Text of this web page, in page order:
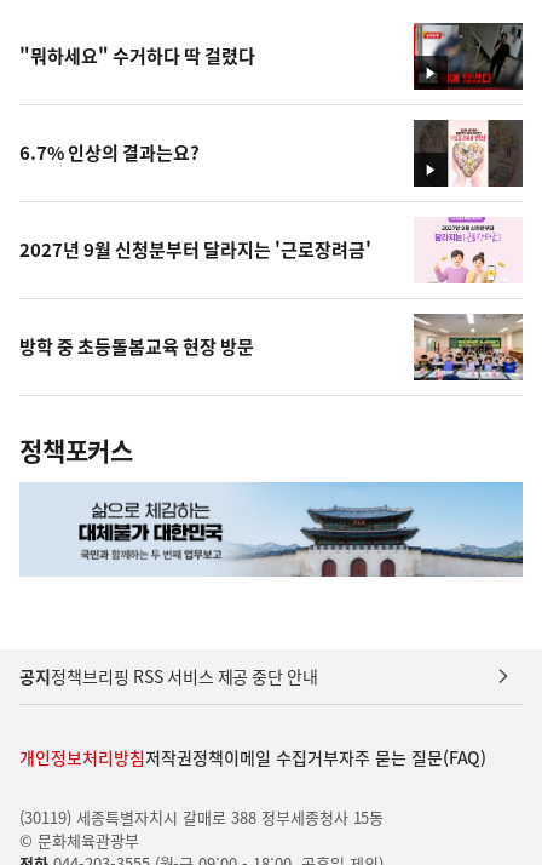
영
상
"뭐하세요" 수거하다 딱 걸렸다
영
상
6.7% 인상의 결과는요?
2027년 9월 신청분부터 달라지는 '근로장려금'
방학 중 초등돌봄교육 현장 방문
정책포커스
공지정책브리핑 RSS 서비스 제공 중단 안내
개인정보처리방침저작권정책이메일 수집거부자주 묻는 질문(FAQ)
(30119) 세종특별자치시 갈매로 388 정부세종청사 15동
© 문화체육관광부